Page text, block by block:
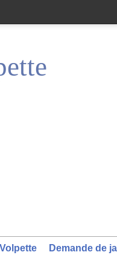
Demande de